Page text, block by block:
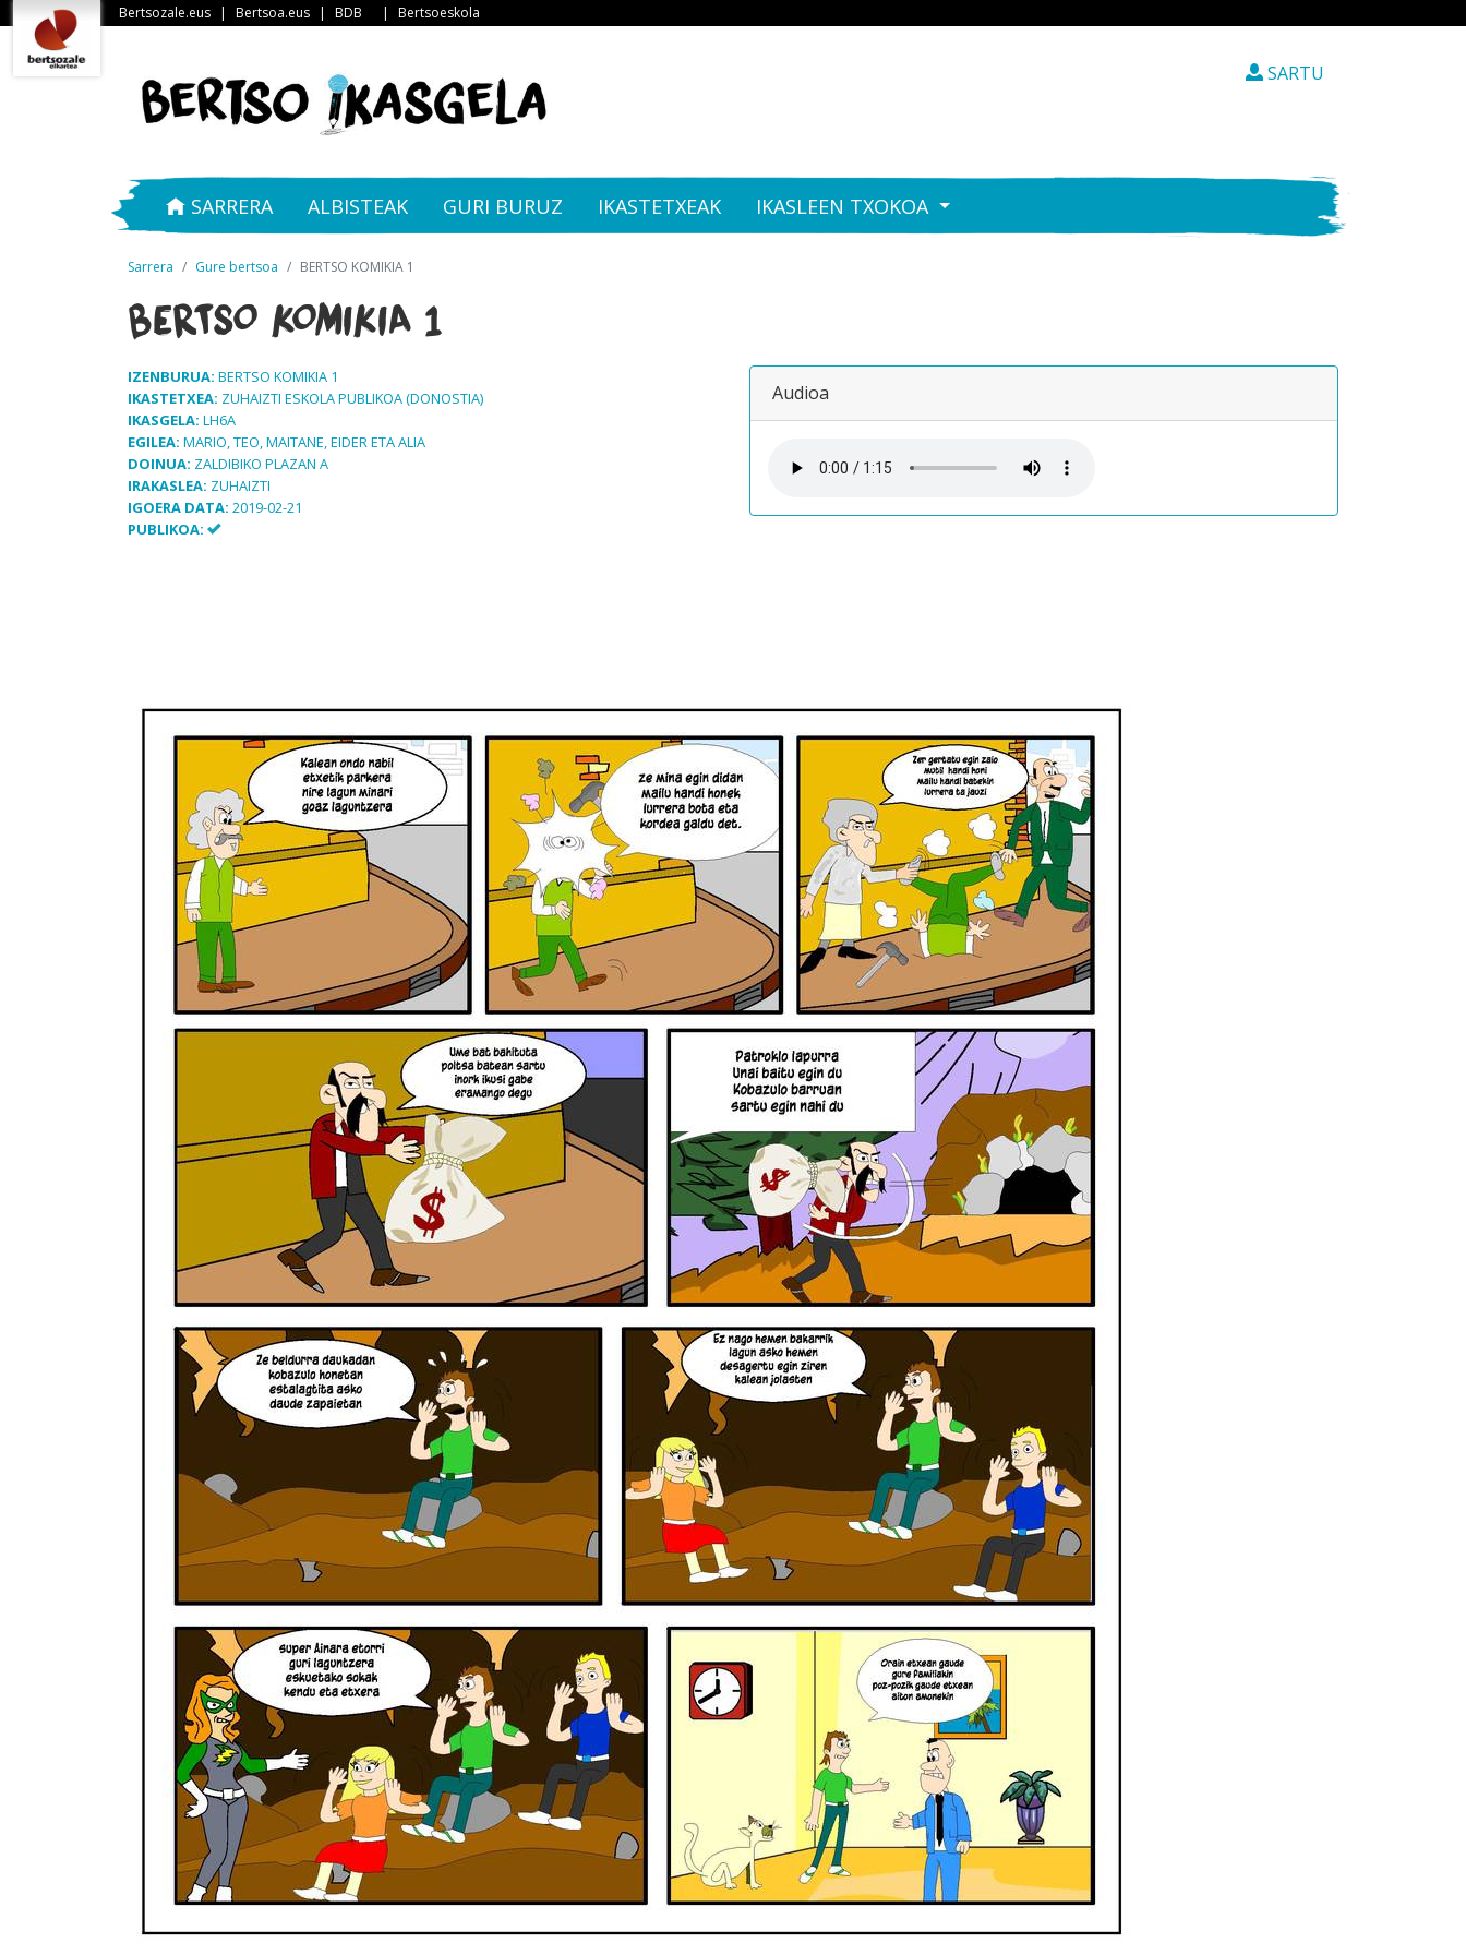
Bertsozale.eus | Bertsoa.eus | BDB | Bertsoeskola
SARTU
SARRERA ALBISTEAK GURI BURUZ IKASTETXEAK IKASLEEN TXOKOA
Sarrera Gure bertsoa BERTSO KOMIKIA 1
BERTSO KOMIKIA 1
IZENBURUA: BERTSO KOMIKIA 1
IKASTETXEA: ZUHAIZTI ESKOLA PUBLIKOA (DONOSTIA)
IKASGELA: LH6A
EGILEA: MARIO, TEO, MAITANE, EIDER ETA ALIA
DOINUA: ZALDIBIKO PLAZAN A
IRAKASLEA: ZUHAIZTI
IGOERA DATA: 2019-02-21
PUBLIKOA:
Audioa